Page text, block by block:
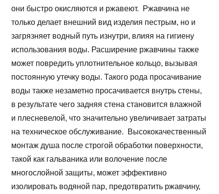
они быстро окисляются и ржавеют. Ржавчина не
только делает внешний вид изделия пестрым, но и
загрязняет водный путь изнутри, влияя на гигиену
использования воды. Расширение ржавчины также
может повредить уплотнительное кольцо, вызывая
постоянную утечку воды. Такого рода просачивание
воды также незаметно просачивается внутрь стены,
в результате чего задняя стена становится влажной
и плесневелой, что значительно увеличивает затраты
на техническое обслуживание. Высококачественный
монтаж душа после строгой обработки поверхности,
такой как гальваника или волочение после
многослойной защиты, может эффективно
изолировать водяной пар, предотвратить ржавчину,